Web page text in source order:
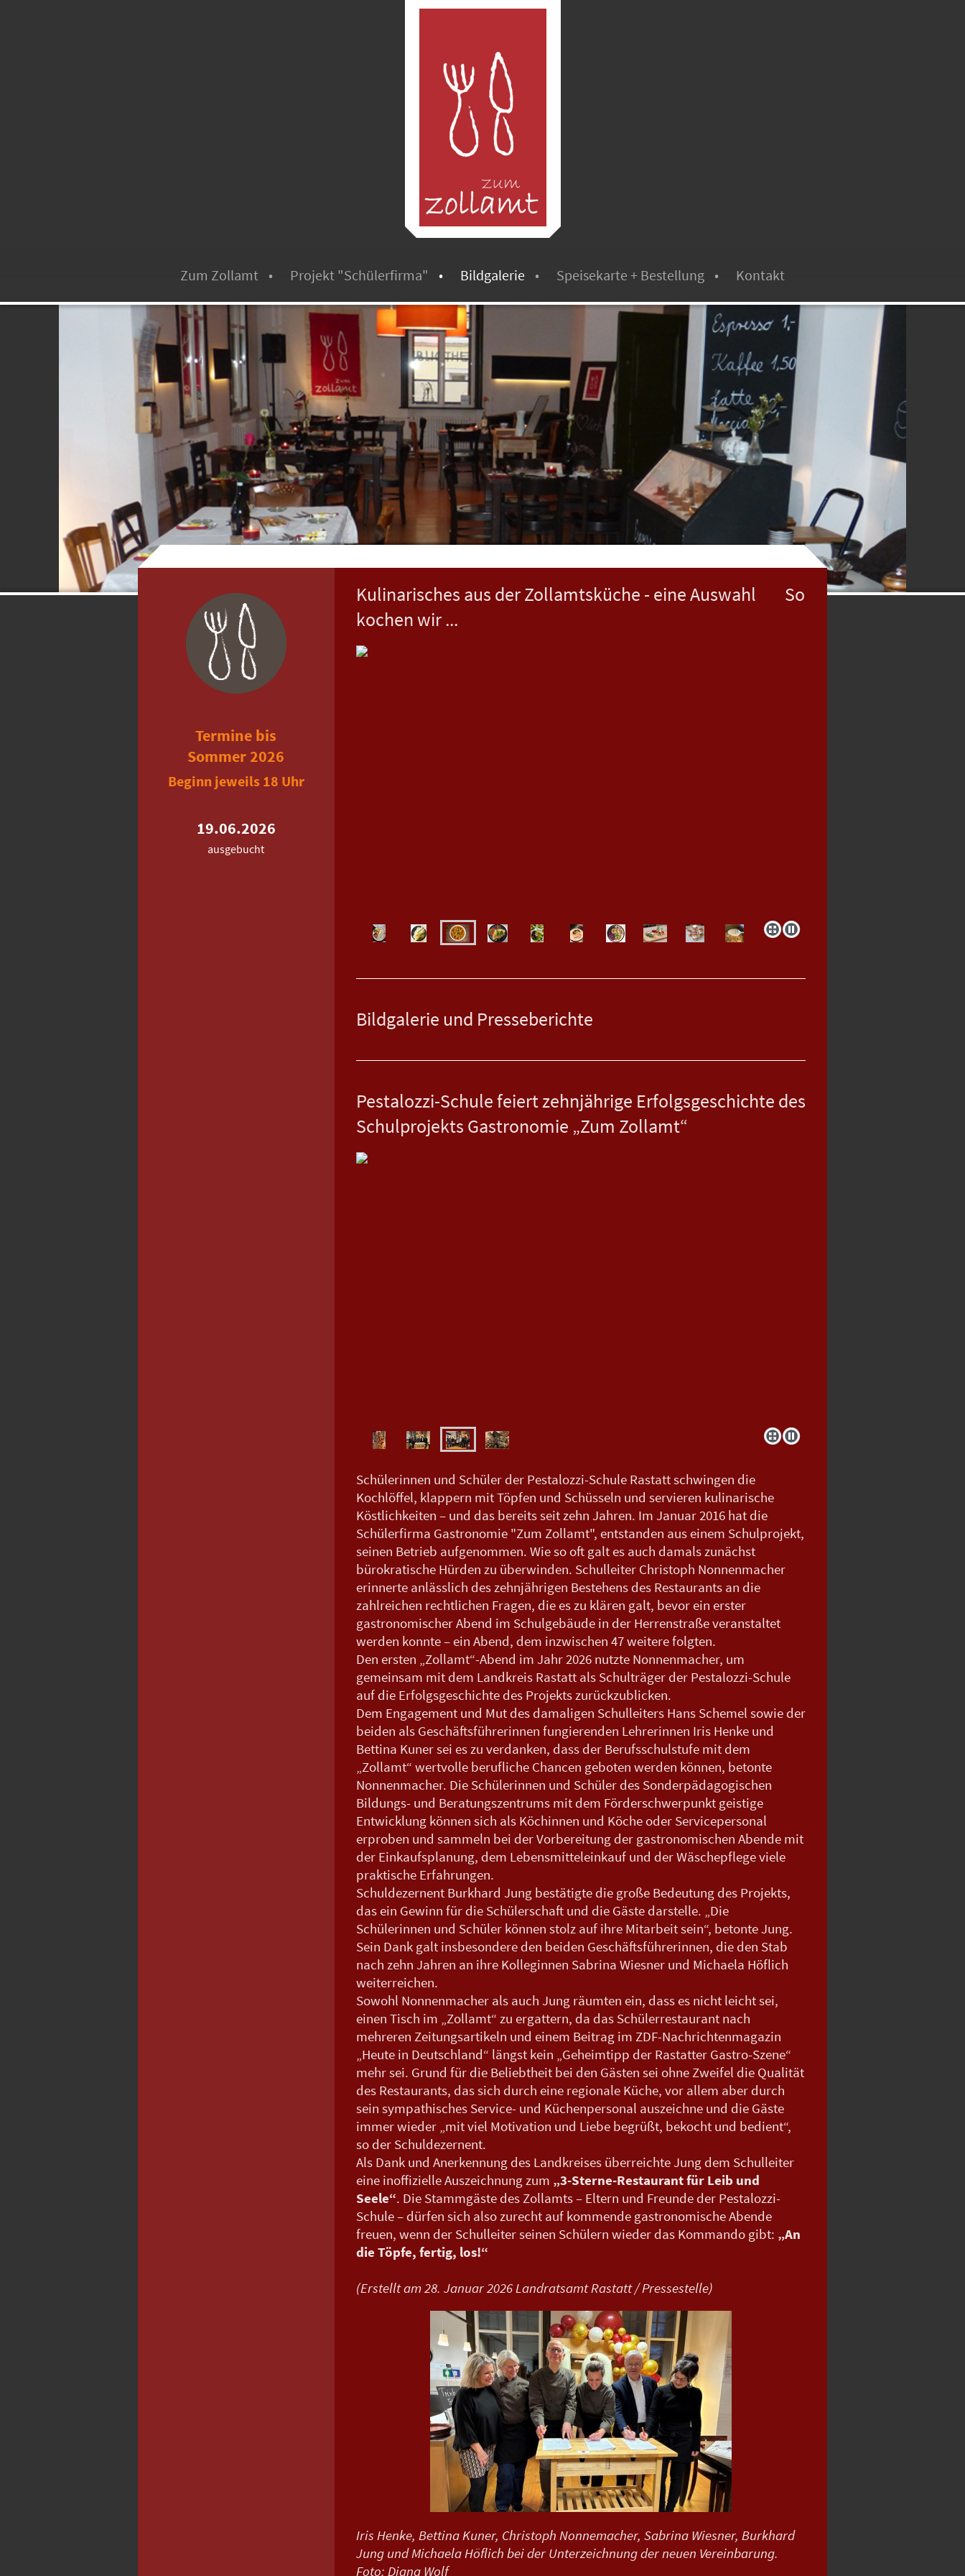
Zum Zollamt Projekt "Schülerfirma" Bildgalerie Speisekarte + Bestellung Kontakt
Kulinarisches aus der Zollamtsküche - eine Auswahl So
kochen wir ...
Bildgalerie und Presseberichte
Pestalozzi-Schule feiert zehnjährige Erfolgsgeschichte des
Schulprojekts Gastronomie „Zum Zollamt“
Schülerinnen und Schüler der Pestalozzi-Schule Rastatt schwingen die
Kochlöffel, klappern mit Töpfen und Schüsseln und servieren kulinarische
Köstlichkeiten – und das bereits seit zehn Jahren. Im Januar 2016 hat die
Schülerfirma Gastronomie "Zum Zollamt", entstanden aus einem Schulprojekt,
seinen Betrieb aufgenommen. Wie so oft galt es auch damals zunächst
bürokratische Hürden zu überwinden. Schulleiter Christoph Nonnenmacher
erinnerte anlässlich des zehnjährigen Bestehens des Restaurants an die
zahlreichen rechtlichen Fragen, die es zu klären galt, bevor ein erster
gastronomischer Abend im Schulgebäude in der Herrenstraße veranstaltet
werden konnte – ein Abend, dem inzwischen 47 weitere folgten.
Den ersten „Zollamt“-Abend im Jahr 2026 nutzte Nonnenmacher, um
gemeinsam mit dem Landkreis Rastatt als Schulträger der Pestalozzi-Schule
auf die Erfolgsgeschichte des Projekts zurückzublicken.
Dem Engagement und Mut des damaligen Schulleiters Hans Schemel sowie der
beiden als Geschäftsführerinnen fungierenden Lehrerinnen Iris Henke und
Bettina Kuner sei es zu verdanken, dass der Berufsschulstufe mit dem
„Zollamt“ wertvolle berufliche Chancen geboten werden können, betonte
Nonnenmacher. Die Schülerinnen und Schüler des Sonderpädagogischen
Bildungs- und Beratungszentrums mit dem Förderschwerpunkt geistige
Entwicklung können sich als Köchinnen und Köche oder Servicepersonal
erproben und sammeln bei der Vorbereitung der gastronomischen Abende mit
der Einkaufsplanung, dem Lebensmitteleinkauf und der Wäschepflege viele
praktische Erfahrungen.
Schuldezernent Burkhard Jung bestätigte die große Bedeutung des Projekts,
das ein Gewinn für die Schülerschaft und die Gäste darstelle. „Die
Schülerinnen und Schüler können stolz auf ihre Mitarbeit sein“, betonte Jung.
Sein Dank galt insbesondere den beiden Geschäftsführerinnen, die den Stab
nach zehn Jahren an ihre Kolleginnen Sabrina Wiesner und Michaela Höflich
weiterreichen.
Sowohl Nonnenmacher als auch Jung räumten ein, dass es nicht leicht sei,
einen Tisch im „Zollamt“ zu ergattern, da das Schülerrestaurant nach
mehreren Zeitungsartikeln und einem Beitrag im ZDF-Nachrichtenmagazin
„Heute in Deutschland“ längst kein „Geheimtipp der Rastatter Gastro-Szene“
mehr sei. Grund für die Beliebtheit bei den Gästen sei ohne Zweifel die Qualität
des Restaurants, das sich durch eine regionale Küche, vor allem aber durch
sein sympathisches Service- und Küchenpersonal auszeichne und die Gäste
immer wieder „mit viel Motivation und Liebe begrüßt, bekocht und bedient“,
so der Schuldezernent.
Als Dank und Anerkennung des Landkreises überreichte Jung dem Schulleiter
eine inoffizielle Auszeichnung zum „3-Sterne-Restaurant für Leib und
Seele“. Die Stammgäste des Zollamts – Eltern und Freunde der Pestalozzi-
Schule – dürfen sich also zurecht auf kommende gastronomische Abende
freuen, wenn der Schulleiter seinen Schülern wieder das Kommando gibt: „An
die Töpfe, fertig, los!“
(Erstellt am 28. Januar 2026 Landratsamt Rastatt / Pressestelle)
Iris Henke, Bettina Kuner, Christoph Nonnemacher, Sabrina Wiesner, Burkhard
Jung und Michaela Höflich bei der Unterzeichnung der neuen Vereinbarung.
Foto: Diana Wolf
Termine bis
Sommer 2026
Beginn jeweils 18 Uhr
19.06.2026
ausgebucht